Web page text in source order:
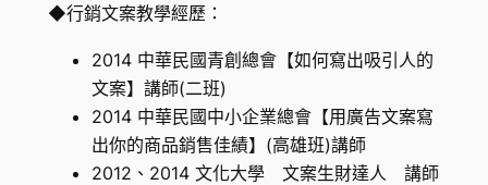
◆行銷文案教學經歷：
2014 中華民國青創總會【如何寫出吸引人的
文案】講師(二班)
2014 中華民國中小企業總會【用廣告文案寫
出你的商品銷售佳績】(高雄班)講師
2012、2014 文化大學 文案生財達人 講師